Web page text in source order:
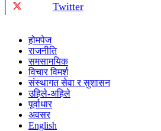
Twitter
होमपेज
राजनीति
समसामयिक
विचार विमर्श
संस्थागत सेवा र सुशासन
उहिले-अहिले
पूर्वाधार
अवसर
English